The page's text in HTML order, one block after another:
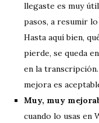
llegaste es muy
pasos, a resumir
Hasta aquí bien,
pierde, se queda
en la
mejora es
Muy, muy
cuando lo usas en